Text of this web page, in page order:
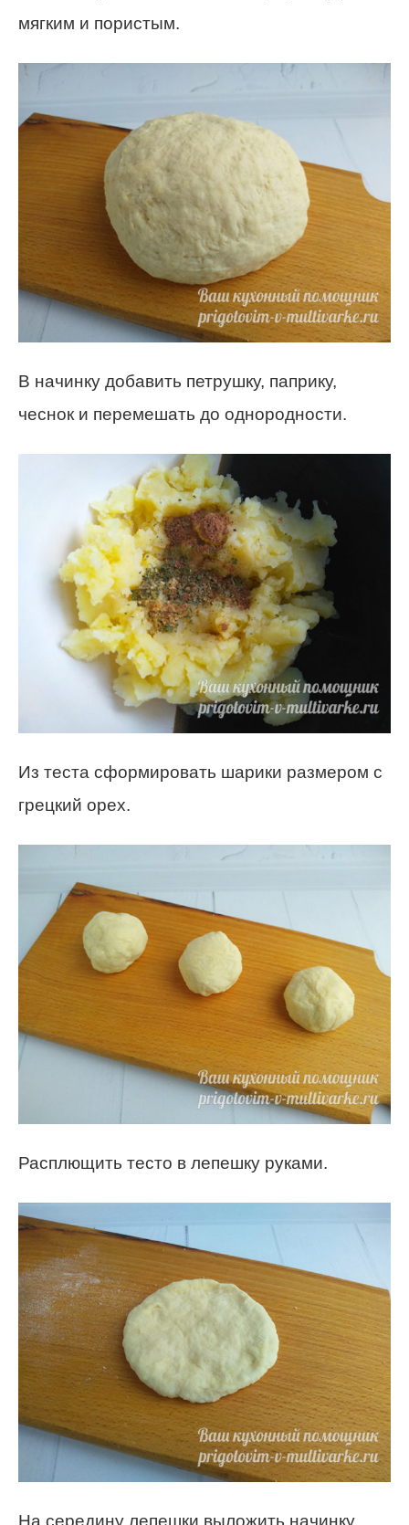
мягким и пористым.
В начинку добавить петрушку, паприку,
чеснок и перемешать до однородности.
Из теста сформировать шарики размером с
грецкий орех.
Расплющить тесто в лепешку руками.
На середину лепешки выложить начинку.